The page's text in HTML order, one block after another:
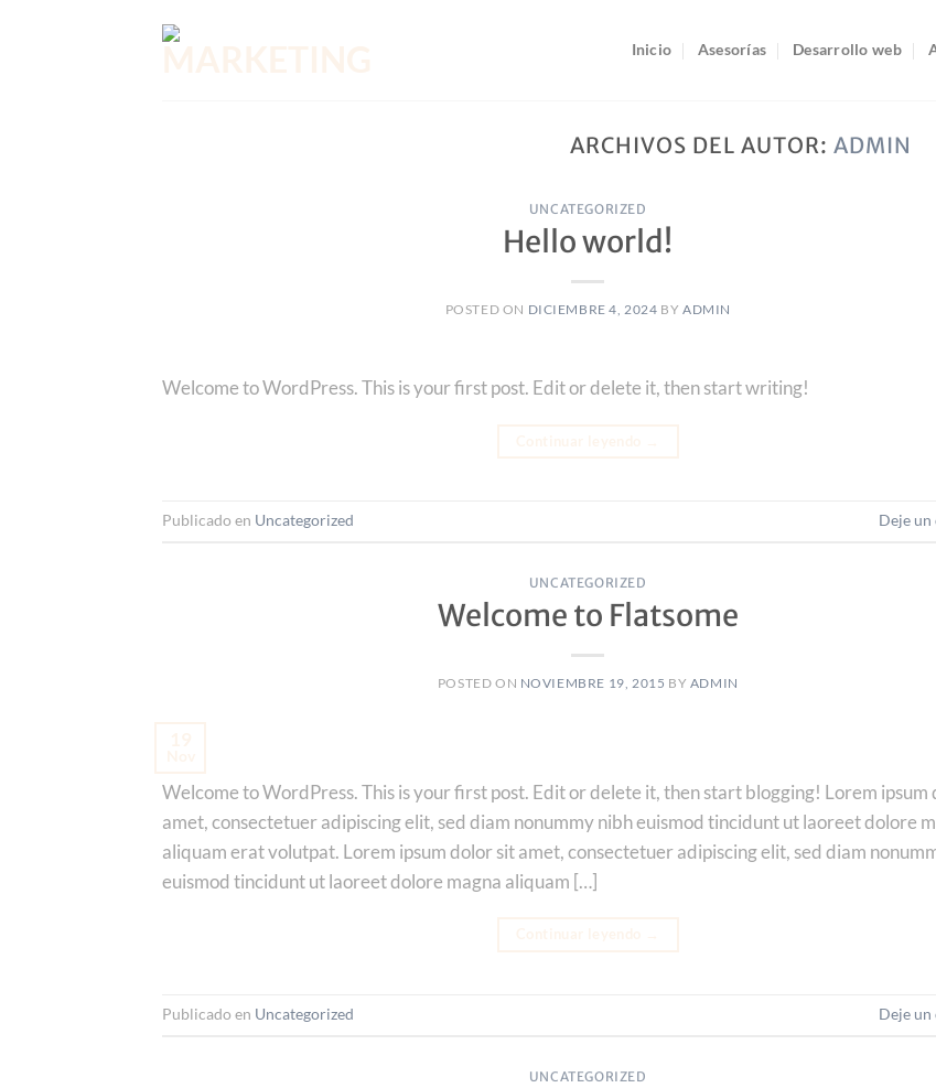
Inicio Asesorías Desarrollo web
ARCHIVOS DEL AUTOR: ADMIN
UNCATEGORIZED
Hello world!
POSTED ON DICIEMBRE 4, 2024 BY ADMIN
Welcome to WordPress. This is your first post. Edit or delete it, then start writing!
Publicado en Uncategorized Deje
UNCATEGORIZED
Welcome to Flatsome
POSTED ON NOVIEMBRE 19, 2015 BY ADMIN
Welcome to WordPress. This is your first post. Edit or delete it, then start blogging! Lorem ipsum
amet, consectetuer adipiscing elit, sed diam nonummy nibh euismod tincidunt ut laoreet dolore
aliquam erat volutpat. Lorem ipsum dolor sit amet, consectetuer adipiscing elit, sed diam
euismod tincidunt ut laoreet dolore magna aliquam […]
Publicado en Uncategorized Deje
UNCATEGORIZED